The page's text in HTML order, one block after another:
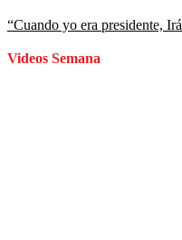
“Cuando yo era presidente,
Videos Semana